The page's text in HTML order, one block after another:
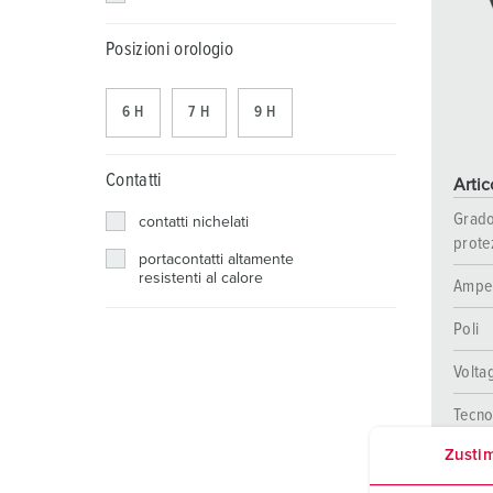
X-CONTACT®
Ferrovie e società di trasporto
Cantiere navale
Bassa tensione
Posizioni orologio
6 H 7 H 9 H
Contatti
contatti nichelati
portacontatti altamente
resistenti al calore
Poli